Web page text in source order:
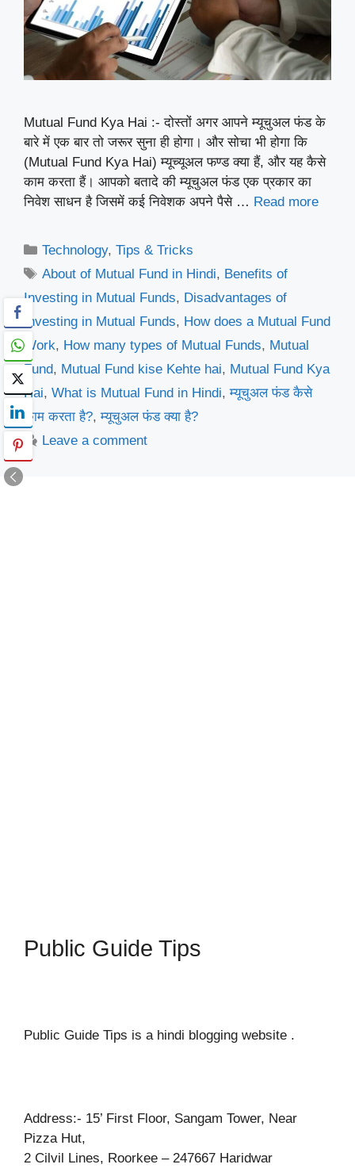
Mutual Fund Kya Hai :- दोस्तों अगर आपने म्यूचुअल फंड के
बारे में एक बार तो जरूर सुना ही होगा। और सोचा भी होगा कि
(Mutual Fund Kya Hai) म्यूच्यूअल फण्ड क्या हैं, और यह कैसे
काम करता हैं। आपको बतादे की म्यूचुअल फंड एक प्रकार का
निवेश साधन है जिसमें कई निवेशक अपने पैसे … Read more
Categories
Technology,Tips & Tricks
Tags
About of Mutual Fund in Hindi, Benefits of
Investing in Mutual Funds, Disadvantages of
Investing in Mutual Funds, How does a Mutual Fund
Work, How many types of Mutual Funds, Mutual
Fund, Mutual Fund kise Kehte hai, Mutual Fund Kya
Hai, What is Mutual Fund in Hindi,म्यूचुअल फंड कैसे
काम करता है?,म्यूचुअल फंड क्या है?
Leave a comment
Public Guide Tips
Public Guide Tips is a hindi blogging website .
Address:- 15’ First Floor, Sangam Tower, Near
Pizza Hut,
2 Cilvil Lines, Roorkee – 247667 Haridwar